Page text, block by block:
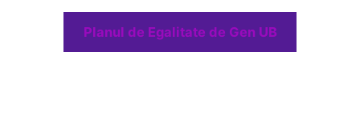
Planul de Egalitate de Gen UB